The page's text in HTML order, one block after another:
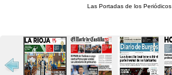
Las Portadas de los Periódicos